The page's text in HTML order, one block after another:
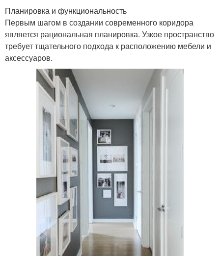
Планировка и функциональность
Первым шагом в создании современного коридора
является рациональная планировка. Узкое пространство
требует тщательного подхода к расположению мебели и
аксессуаров.